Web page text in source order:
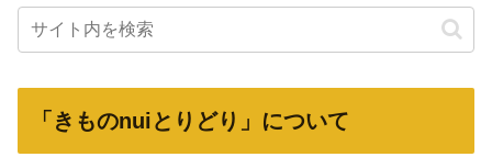
「きものnuiとりどり」について